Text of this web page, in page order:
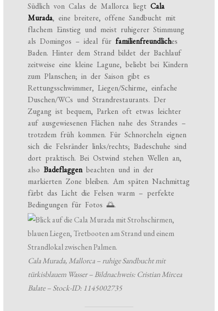
Südlich von Calas de Mallorca liegtCala
Murada, eine breitere, offene Sandbucht mit
flachem Einstieg und meist ruhigerer Stimmung
als Domingos – ideal fürfamilienfreundliches
Baden. Hinter dem Strand bildet der Bachlauf
zeitweise eine kleine Lagune, beliebt bei Kindern
zum Planschen; in der Saison gibt es
Rettungsschwimmer, Liegen/Schirme, einfache
Duschen/WCs und Strandrestaurants. Der
Zugang ist bequem, Parken oft etwas leichter
auf ausgewiesenen Flächen nahe des Strandes –
trotzdem früh kommen. Für Schnorcheln eignen
sich die Felsränder links/rechts; Badeschuhe sind
dort praktisch. Bei Ostwind stehen Wellen an,
alsoBadeflaggenbeachten und in der
markierten Zone bleiben. Am späten Nachmittag
färbt das Licht die Felsen warm – perfekte
Bedingungen für Fotos 🌅.
Cala Murada, Mallorca – ruhige Sandbucht mit
türkisblauem Wasser – Bildnachweis: Cristian Mircea
Balate – Stock-ID: 1145002735